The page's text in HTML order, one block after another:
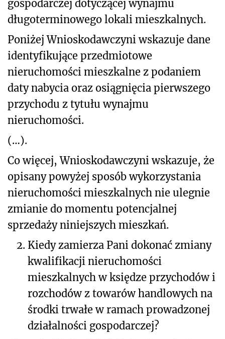
gospodarczej dotyczącej wynajmu
długoterminowego lokali mieszkalnych.
Poniżej Wnioskodawczyni wskazuje dane
identyfikujące przedmiotowe
nieruchomości mieszkalne z podaniem
daty nabycia oraz osiągnięcia pierwszego
przychodu z tytułu wynajmu
nieruchomości.
(…).
Co więcej, Wnioskodawczyni wskazuje, że
opisany powyżej sposób wykorzystania
nieruchomości mieszkalnych nie ulegnie
zmianie do momentu potencjalnej
sprzedaży niniejszych mieszkań.
2. Kiedy zamierza Pani dokonać zmiany
kwalifikacji nieruchomości
mieszkalnych w księdze przychodów i
rozchodów z towarów handlowych na
środki trwałe w ramach prowadzonej
działalności gospodarczej?